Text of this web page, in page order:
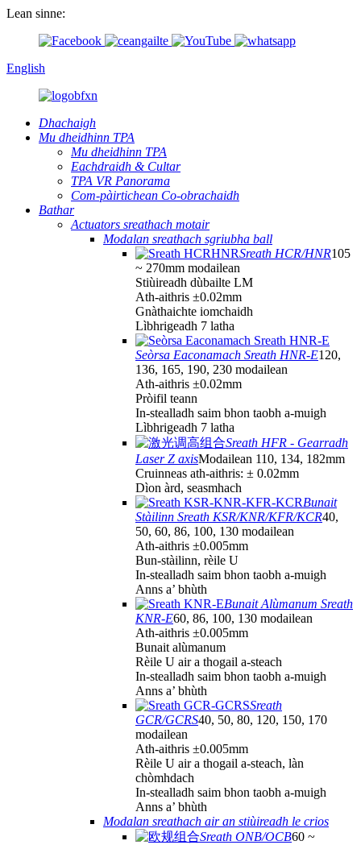
Lean sinne:
English
Dhachaigh
Mu dheidhinn TPA
Mu dheidhinn TPA
Eachdraidh & Cultar
TPA VR Panorama
Com-pàirtichean Co-obrachaidh
Bathar
Actuators sreathach motair
Modalan sreathach sgriubha ball
Sreath HCR/HNR105
~ 270mm modailean
Stiùireadh dùbailte LM
Ath-aithris ±0.02mm
Gnàthaichte iomchaidh
Lìbhrigeadh 7 latha
Seòrsa Eaconamach Sreath HNR-E120,
136, 165, 190, 230 modailean
Ath-aithris ±0.02mm
Pròifil teann
In-stealladh saim bhon taobh a-muigh
Lìbhrigeadh 7 latha
Sreath HFR - Gearradh
Laser Z axisModailean 110, 134, 182mm
Cruinneas ath-aithris: ± 0.02mm
Dìon àrd, seasmhach
Bunait
Stàilinn Sreath KSR/KNR/KFR/KCR40,
50, 60, 86, 100, 130 modailean
Ath-aithris ±0.005mm
Bun-stàilinn, rèile U
In-stealladh saim bhon taobh a-muigh
Anns a’ bhùth
Bunait Alùmanum Sreath
KNR-E60, 86, 100, 130 modailean
Ath-aithris ±0.005mm
Bunait alùmanum
Rèile U air a thogail a-steach
In-stealladh saim bhon taobh a-muigh
Anns a’ bhùth
Sreath
GCR/GCRS40, 50, 80, 120, 150, 170
modailean
Ath-aithris ±0.005mm
Rèile U air a thogail a-steach, làn
chòmhdach
In-stealladh saim bhon taobh a-muigh
Anns a’ bhùth
Modalan sreathach air an stiùireadh le crios
Sreath ONB/OCB60 ~